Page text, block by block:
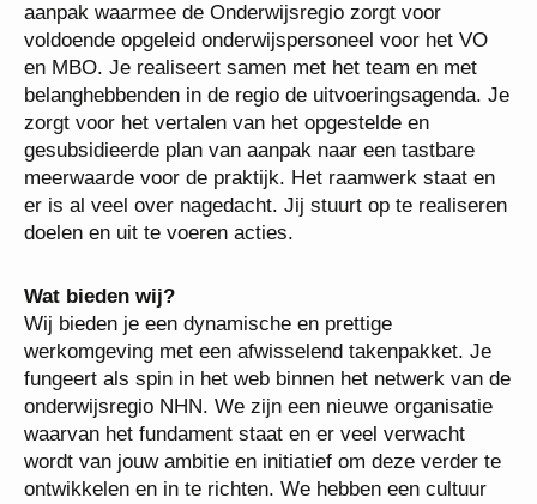
de komende tijd is het verder ontwikkelen van de
aanpak waarmee de Onderwijsregio zorgt voor
voldoende opgeleid onderwijspersoneel voor het VO
en MBO. Je realiseert samen met het team en met
belanghebbenden in de regio de uitvoeringsagenda.
Je zorgt voor het vertalen van het opgestelde en
gesubsidieerde plan van aanpak naar een tastbare
meerwaarde voor de praktijk. Het raamwerk staat en
er is al veel over nagedacht. Jij stuurt op te
Wat bieden wij?
Wij bieden je een dynamische en prettige
werkomgeving met een afwisselend takenpakket. Je
fungeert als spin in het web binnen het netwerk van
de onderwijsregio NHN. We zijn een nieuwe
organisatie waarvan het fundament staat en er veel
verwacht wordt van jouw ambitie en initiatief om